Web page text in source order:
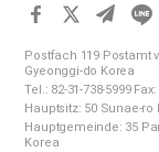
Postfach 119 Postamt
Gyeonggi-do Korea
Tel.: 82-31-738-5999
Hauptsitz: 50 Sunae-
Hauptgemeinde: 35
Korea